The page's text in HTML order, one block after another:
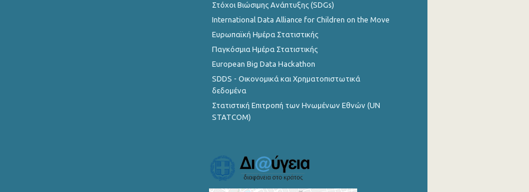
Στόχοι Βιώσιμης Ανάπτυξης (SDGs)
International Data Alliance for Children on the Move
Ευρωπαϊκή Ημέρα Στατιστικής
Παγκόσμια Ημέρα Στατιστικής
European Big Data Hackathon
SDDS - Οικονομικά και Χρηματοπιστωτικά
δεδομένα
Στατιστική Επιτροπή των Ηνωμένων Εθνών (UN
STATCOM)